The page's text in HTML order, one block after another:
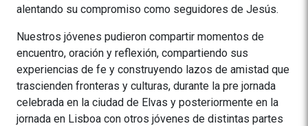
alentando su compromiso como seguidores de Jesús.
Nuestros jóvenes pudieron compartir momentos de
encuentro, oración y reflexión, compartiendo sus
experiencias de fe y construyendo lazos de amistad que
trascienden fronteras y culturas, durante la pre jornada
celebrada en la ciudad de Elvas y posteriormente en la
jornada en Lisboa con otros jóvenes de distintas partes